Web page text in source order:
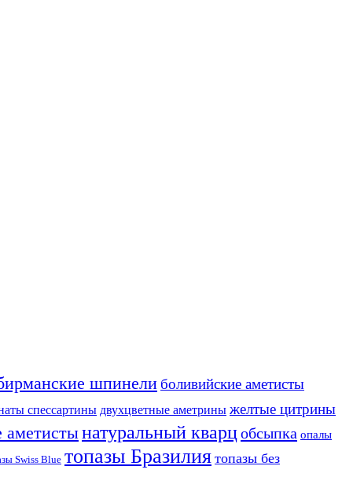
шпинелиболивийские аметисты
спессартины двухцветные аметрины желтые цитрины
аметистынатуральный кварцобсыпка опалы
Swiss Blue топазы Бразилия топазы без